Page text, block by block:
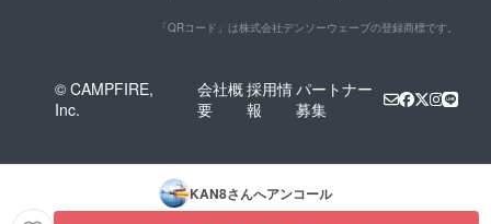
「QRコード」は株式会社デンソーウェーブの登録商標です。
© CAMPFIRE,
Inc.
会社概
要
採用情
報
パートナー
募集
KAN8さんへアンコール